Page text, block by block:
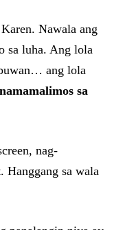
Nawala ang
sa luha. Ang lola
ang lola
namamalimos sa
nag-
Hanggang sa wala